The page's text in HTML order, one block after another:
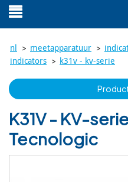
nl > meetapparatuur >
indicators > k31v - kv-serie
K31V - KV-
Tecnologic